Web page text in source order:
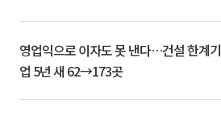
영업익으로 이자도 못 낸다…건설 한계기
업 5년 새 62→173곳